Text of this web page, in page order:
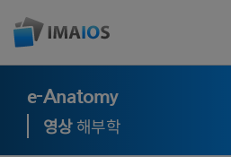
e-Anatomy
영상해부학